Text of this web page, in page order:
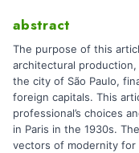
abstract
The purpose of this
architectural
the city of São Paulo,
foreign capitals. This
professional’s choices
in Paris in the 1930s.
vectors of modernity for